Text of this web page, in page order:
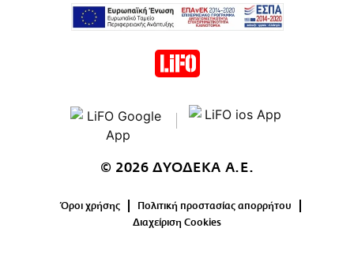
© 2026 ΔΥΟΔΕΚΑ Α.Ε.
Όροι χρήσης
Πολιτική προστασίας απορρήτου
Διαχείριση Cookies